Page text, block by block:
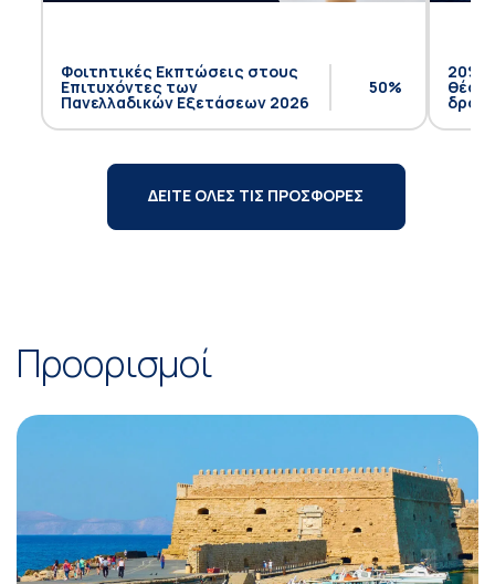
Φοιτητικές Εκπτώσεις στους
Επιτυχόντες των
Πανελλαδικών Εξετάσεων 2026
50%
20%
θέση
ΔΕΙΤΕ ΟΛΕΣ ΤΙΣ ΠΡΟΣΦΟΡΕΣ
Προορισμοί